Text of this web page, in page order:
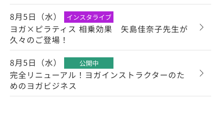
8月5日（水）
インスタライブ
ヨガ×ピラティス 相乗効果 矢島佳奈子先生が
久々のご登場！
8月5日（水）
公開中
完全リニューアル！ヨガインストラクターのた
めのヨガビジネス